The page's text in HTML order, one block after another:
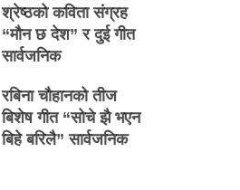
श्रेष्ठको कविता संग्रह
“मौन छ देश” र दुई गीत
सार्वजनिक
रबिना चौहानको तीज
बिशेष गीत “सोचे झै भएन
बिहे बरिलै” सार्वजनिक